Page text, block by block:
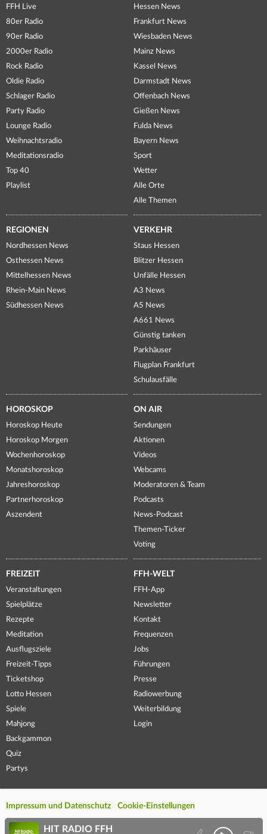
FFH Live
80er Radio
90er Radio
2000er Radio
Rock Radio
Oldie Radio
Schlager Radio
Party Radio
Lounge Radio
Weihnachtsradio
Meditationsradio
Top 40
Playlist
Hessen News
Frankfurt News
Wiesbaden News
Mainz News
Kassel News
Darmstadt News
Offenbach News
Gießen News
Fulda News
Bayern News
Sport
Wetter
Alle Orte
Alle Themen
REGIONEN
Nordhessen News
Osthessen News
Mittelhessen News
Rhein-Main News
Südhessen News
VERKEHR
Staus Hessen
Blitzer Hessen
Unfälle Hessen
A3 News
A5 News
A661 News
Günstig tanken
Parkhäuser
Flugplan Frankfurt
Schulausfälle
HOROSKOP
Horoskop Heute
Horoskop Morgen
Wochenhoroskop
Monatshoroskop
Jahreshoroskop
Partnerhoroskop
Aszendent
ON AIR
Sendungen
Aktionen
Videos
Webcams
Moderatoren & Team
Podcasts
News-Podcast
Themen-Ticker
Voting
FREIZEIT
Veranstaltungen
Spielplätze
Rezepte
Meditation
Ausflugsziele
Freizeit-Tipps
Ticketshop
Lotto Hessen
Spiele
Mahjong
Backgammon
Quiz
Partys
FFH-WELT
FFH-App
Newsletter
Kontakt
Frequenzen
Jobs
Führungen
Presse
Radiowerbung
Weiterbildung
Login
Impressum und Datenschutz Cookie-Einstellungen
HIT RADIO FFH